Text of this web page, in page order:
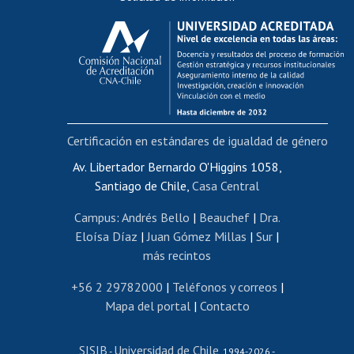
Calificación académica
Postulación al AUCAI
Funcionarias/os
Cursos internos de capacitación
Bienestar del personal
Portal de movilidad interna
Certificado de renta
Certificado de renta honorarios
Editar páginas blancas
Extranjeras/os
Revalidación y reconocimiento de títulos
Postulación al Programa de Movilidad Estudiantil
Cursos de español
Av. Libertador Bernardo O'Higgins 1058,
Santiago de Chile, Casa Central
Campus: Andrés Bello | Beauchef| Dra.
Eloísa Díaz | Juan Gómez Millas | Sur |
más recintos
+56 2 29782000 | Teléfonos y correos |
Mapa del portal| Contacto
SISIB - Universidad de Chile , 1994-2026 -
Certificación en estándares de igualdad de género